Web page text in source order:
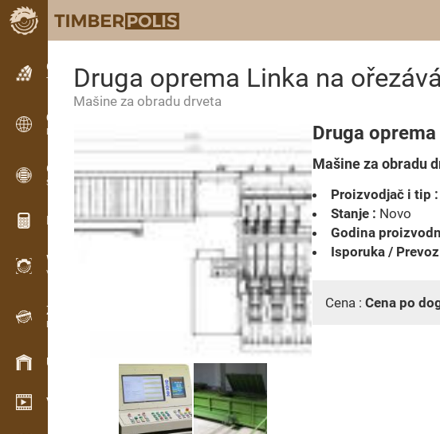
Oglašavanje
Tekstualne oglase
Oglašavanje
Međunarodni oglasi
OPTI-TIMB
Šeme rezanja
Kalkulatori za drvo
WoodProfi
Volumen drveta s AI
Zapisnik
Evidencija drveta na terenu
Upravljanje zalihama
Video salon
Druga oprema Linka na
Мašine za obradu drveta
Druga
Мašine za obradu
Proizvodjač i tip :
Stanje : Novo
Godina
Isporuka /
Cena : Cena po